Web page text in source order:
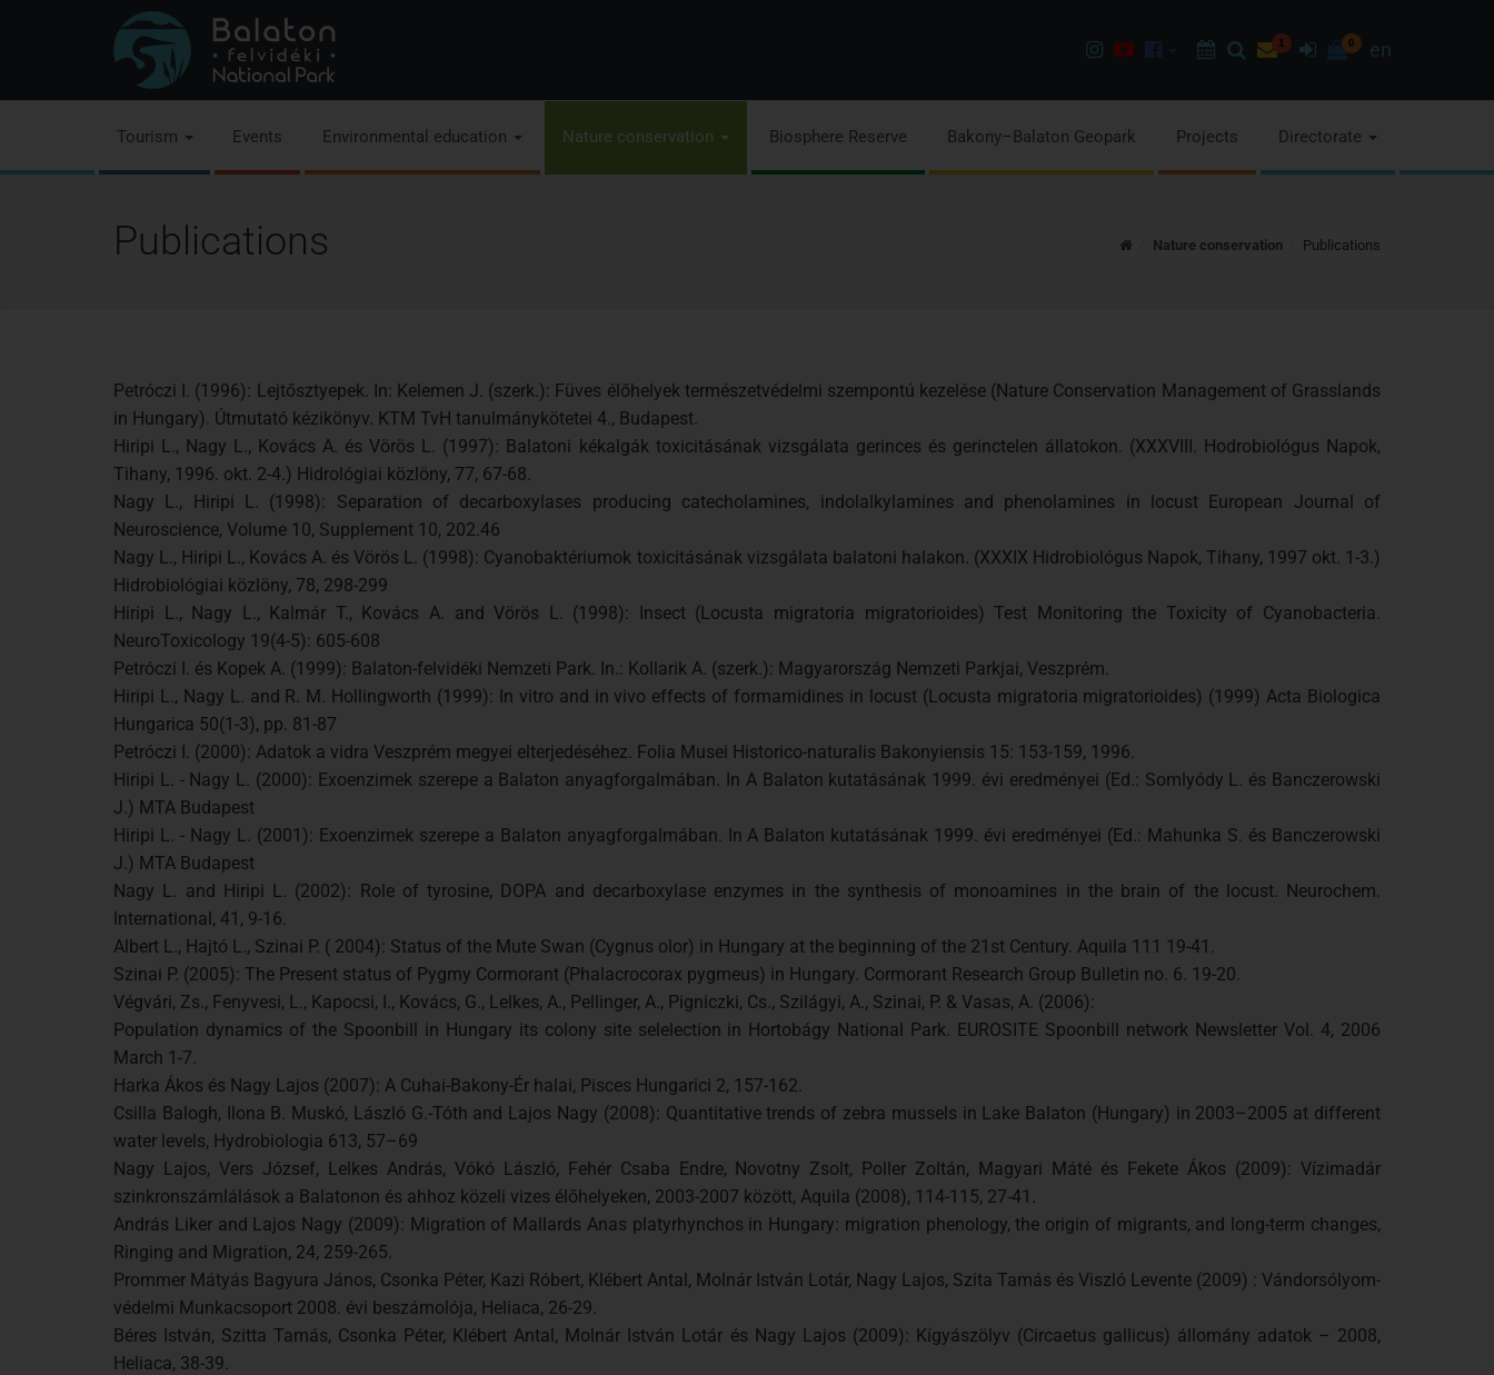
Instagram
YoutubeFacebookProgramok
Search
Newsletter
1
Sign
0 en
Tourism Events Environmental education Nature conservation Biosphere Reserve Bakony–Balaton Geopark Projects Directorate
Publications HomeNature conservation Publications
Petróczi I. (1996): Lejtősztyepek. In: Kelemen J. (szerk.): Füves élőhelyek természetvédelmi szempontú kezelése (Nature Conservation Management of Grasslands
in Hungary). Útmutató kézikönyv. KTM TvH tanulmánykötetei 4., Budapest.
Hiripi L., Nagy L., Kovács A. és Vörös L. (1997): Balatoni kékalgák toxicitásának vizsgálata gerinces és gerinctelen állatokon. (XXXVIII. Hodrobiológus Napok,
Tihany, 1996. okt. 2-4.) Hidrológiai közlöny, 77, 67-68.
Nagy L., Hiripi L. (1998): Separation of decarboxylases producing catecholamines, indolalkylamines and phenolamines in locust European Journal of
Neuroscience, Volume 10, Supplement 10, 202.46
Nagy L., Hiripi L., Kovács A. és Vörös L. (1998): Cyanobaktériumok toxicitásának vizsgálata balatoni halakon. (XXXIX Hidrobiológus Napok, Tihany, 1997 okt. 1-3.)
Hidrobiológiai közlöny, 78, 298-299
Hiripi L., Nagy L., Kalmár T., Kovács A. and Vörös L. (1998): Insect (Locusta migratoria migratorioides) Test Monitoring the Toxicity of Cyanobacteria.
NeuroToxicology 19(4-5): 605-608
Petróczi I. és Kopek A. (1999): Balaton-felvidéki Nemzeti Park. In.: Kollarik A. (szerk.): Magyarország Nemzeti Parkjai, Veszprém.
Hiripi L., Nagy L. and R. M. Hollingworth (1999): In vitro and in vivo effects of formamidines in locust (Locusta migratoria migratorioides) (1999) Acta Biologica
Hungarica 50(1-3), pp. 81-87
Petróczi I. (2000): Adatok a vidra Veszprém megyei elterjedéséhez. Folia Musei Historico-naturalis Bakonyiensis 15: 153-159, 1996.
Hiripi L. - Nagy L. (2000): Exoenzimek szerepe a Balaton anyagforgalmában. In A Balaton kutatásának 1999. évi eredményei (Ed.: Somlyódy L. és Banczerowski
J.) MTA Budapest
Hiripi L. - Nagy L. (2001): Exoenzimek szerepe a Balaton anyagforgalmában. In A Balaton kutatásának 1999. évi eredményei (Ed.: Mahunka S. és Banczerowski
J.) MTA Budapest
Nagy L. and Hiripi L. (2002): Role of tyrosine, DOPA and decarboxylase enzymes in the synthesis of monoamines in the brain of the locust. Neurochem.
International, 41, 9-16.
Albert L., Hajtó L., Szinai P. ( 2004): Status of the Mute Swan (Cygnus olor) in Hungary at the beginning of the 21st Century. Aquila 111 19-41.
Szinai P. (2005): The Present status of Pygmy Cormorant (Phalacrocorax pygmeus) in Hungary. Cormorant Research Group Bulletin no. 6. 19-20.
Végvári, Zs., Fenyvesi, L., Kapocsi, I., Kovács, G., Lelkes, A., Pellinger, A., Pigniczki, Cs., Szilágyi, A., Szinai, P. & Vasas, A. (2006):
Population dynamics of the Spoonbill in Hungary its colony site selelection in Hortobágy National Park. EUROSITE Spoonbill network Newsletter Vol. 4, 2006
March 1-7.
Harka Ákos és Nagy Lajos (2007): A Cuhai-Bakony-Ér halai, Pisces Hungarici 2, 157-162.
Csilla Balogh, Ilona B. Muskó, László G.-Tóth and Lajos Nagy (2008): Quantitative trends of zebra mussels in Lake Balaton (Hungary) in 2003–2005 at different
water levels, Hydrobiologia 613, 57–69
Nagy Lajos, Vers József, Lelkes András, Vókó László, Fehér Csaba Endre, Novotny Zsolt, Poller Zoltán, Magyari Máté és Fekete Ákos (2009): Vízimadár
szinkronszámlálások a Balatonon és ahhoz közeli vizes élőhelyeken, 2003-2007 között, Aquila (2008), 114-115, 27-41.
András Liker and Lajos Nagy (2009): Migration of Mallards Anas platyrhynchos in Hungary: migration phenology, the origin of migrants, and long-term changes,
Ringing and Migration, 24, 259-265.
Prommer Mátyás Bagyura János, Csonka Péter, Kazi Róbert, Klébert Antal, Molnár István Lotár, Nagy Lajos, Szita Tamás és Viszló Levente (2009) : Vándorsólyom-
védelmi Munkacsoport 2008. évi beszámolója, Heliaca, 26-29.
Béres István, Szitta Tamás, Csonka Péter, Klébert Antal, Molnár István Lotár és Nagy Lajos (2009): Kígyászölyv (Circaetus gallicus) állomány adatok – 2008,
Heliaca, 38-39.